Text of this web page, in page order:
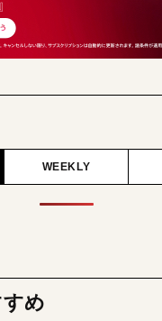
WEEKLY
め